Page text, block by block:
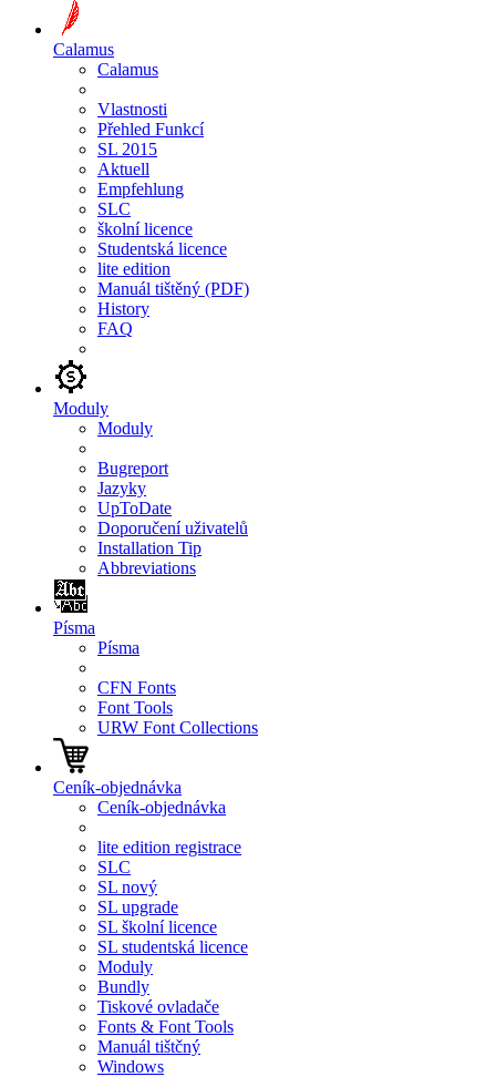
Calamus
Calamus
Vlastnosti
Přehled Funkcí
SL 2015
Aktuell
Empfehlung
SLC
školní licence
Studentská licence
lite edition
Manuál tištěný (PDF)
History
FAQ
Moduly
Moduly
Bugreport
Jazyky
UpToDate
Doporučení uživatelů
Installation Tip
Abbreviations
Písma
Písma
CFN Fonts
Font Tools
URW Font Collections
Ceník-objednávka
Ceník-objednávka
lite edition registrace
SLC
SL nový
SL upgrade
SL školní licence
SL studentská licence
Moduly
Bundly
Tiskové ovladače
Fonts & Font Tools
Manuál tištčný
Windows